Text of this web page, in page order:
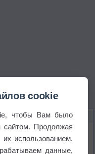
cookie
чтобы Вам было
сайтом. Продолжая
использованием.
данные,